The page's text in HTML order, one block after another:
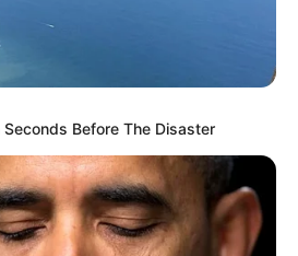
Before The Disaster